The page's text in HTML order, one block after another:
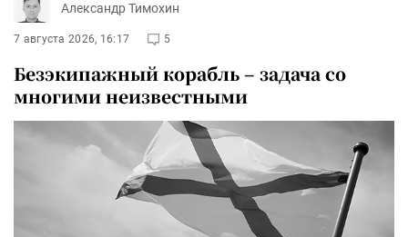
Александр Тимохин
7 августа 2026, 16:17 5
Безэкипажный корабль – задача со
многими неизвестными